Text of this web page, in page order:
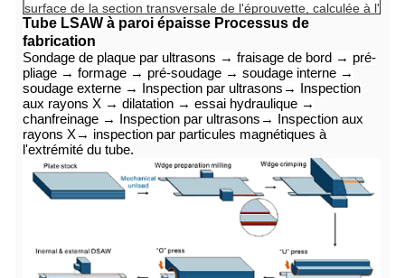
surface de la section transversale de l'éprouvette, calculée à
extérieur spécifié et de l'épaisseur de paroi spécifiée du tube,
de mm² (0,10 in²) la plus proche.
–Pour les éprouvettes en bande, le moindre de a) 485 mm² (0,75
surface de la section transversale de l'éprouvette, calculée à
spécifiée de l'éprouvette et de l'épaisseur de paroi spécifiée du
dizaine de mm² (0,10 in²) la plus proche.
U est la résistance à la traction minimale spécifiée, exprimée en
(livres par pouce carré).
g. Des valeurs plus basses pour R10,5IRm peuvent être
h. pour les nuances > x90, se référer à la spécification complète
Tube LSAW à paroi épaisse Processus de
fabrication
Sondage de plaque par ultrasons → fraisage de bord → pré-
pliage → formage → pré-soudage → soudage interne →
soudage externe → Inspection par ultrasons → Inspection
aux rayons X → dilatation → essai hydraulique →
chanfreinage → Inspection par ultrasons → Inspection aux
rayons X→ inspection par particules magnétiques à
l'extrémité du tube.